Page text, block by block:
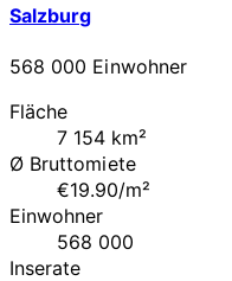
Salzburg
568 000 Einwohner
Fläche
7 154 km²
Ø Bruttomiete
€19.90/m²
Einwohner
568 000
Inserate